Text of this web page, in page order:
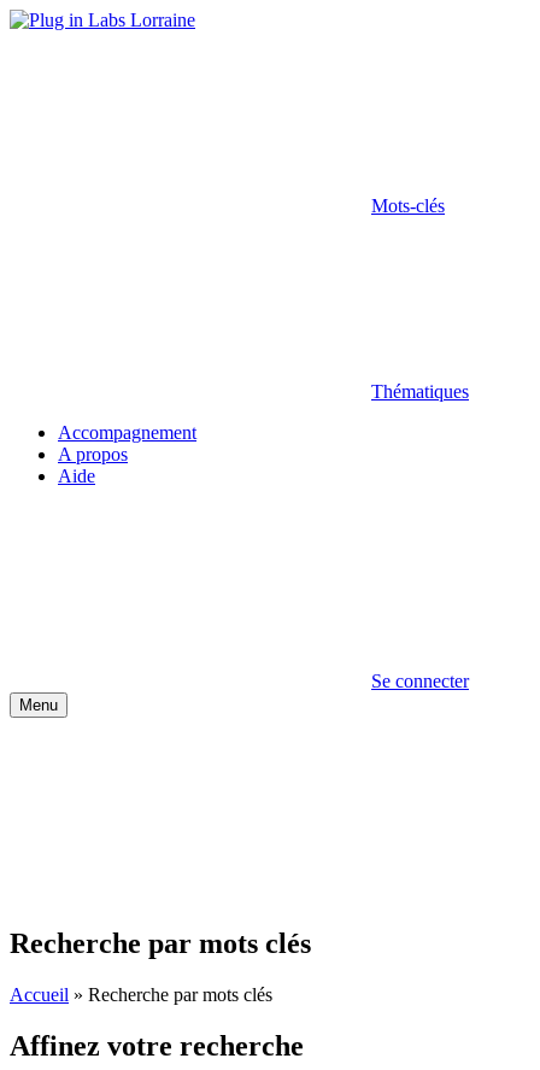
Mots-clés
Thématiques
Accompagnement
A propos
Aide
Se connecter
Menu
Recherche par mots clés
Accueil » Recherche par mots clés
Affinez votre recherche